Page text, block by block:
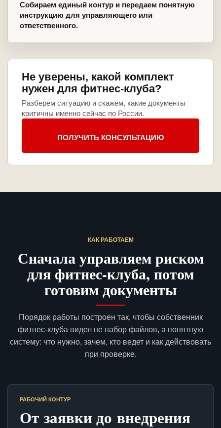
Собираем единый контур и передаем понятную
инструкцию для управляющего или
ответственного.
Не уверены, какой комплект
нужен для фитнес-клуба?
Разберем ситуацию и скажем, какие документы
критичны именно сейчас по России.
ПОЛУЧИТЬ КОНСУЛЬТАЦИЮ
КАК РАБОТАЕМ
Сначала управляем риском
для фитнес-клуба, потом
готовим документы
Порядок работы построен так, чтобы собственник
фитнес-клуба видел не набор файлов, а понятную
систему: что нужно, зачем, кто ведет и как действовать
при проверке.
РАБОЧИЙ КОНТУР
От заявки до внедрения